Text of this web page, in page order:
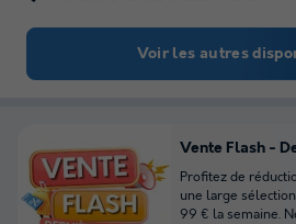
Voir les autres
Vente Flash -
Profitez de
une large
99 € la semaine.